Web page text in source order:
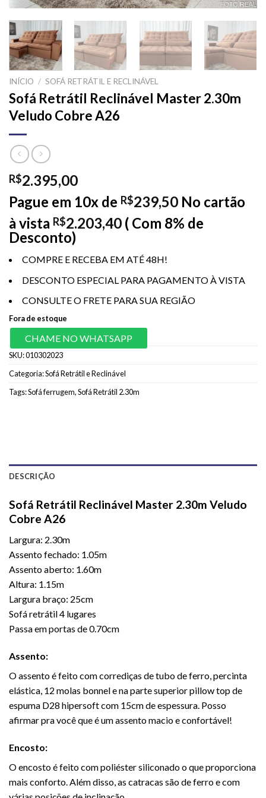
INÍCIO / SOFÁ RETRÁTIL E RECLINÁVEL
Sofá Retrátil Reclinável Master 2.30m
Veludo Cobre A26
R$2.395,00
Pague em 10x de R$239,50 No cartão
à vista R$2.203,40 ( Com 8% de
Desconto)
COMPRE E RECEBA EM ATÉ 48H!
DESCONTO ESPECIAL PARA PAGAMENTO À VISTA
CONSULTE O FRETE PARA SUA REGIÃO
Fora de estoque
CHAME NO WHATSAPP
SKU:010302023
Categoria:Sofá Retrátil e Reclinável
Tags:Sofá ferrugem,Sofá Retrátil 2.30m
DESCRIÇÃO
Sofá Retrátil Reclinável Master 2.30m Veludo
Cobre A26
Largura: 2.30m
Assento fechado: 1.05m
Assento aberto: 1.60m
Altura: 1.15m
Largura braço: 25cm
Sofá retrátil 4 lugares
Passa em portas de 0.70cm
Assento:
O assento é feito com corrediças de tubo de ferro, percinta
elástica, 12 molas bonnel e na parte superior pillow top de
espuma D28 hipersoft com 15cm de espessura. Posso
afirmar pra você que é um assento macio e confortável!
Encosto:
O encosto é feito com poliéster siliconado o que proporciona
mais conforto. Além disso, as catracas são de ferro e com